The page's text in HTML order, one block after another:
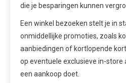
die je besparingen kunnen
Een winkel bezoeken stelt je in
onmiddellijke promoties, zoals
aanbiedingen of kortlopende
op eventuele exclusieve in-store
een aankoop doet.